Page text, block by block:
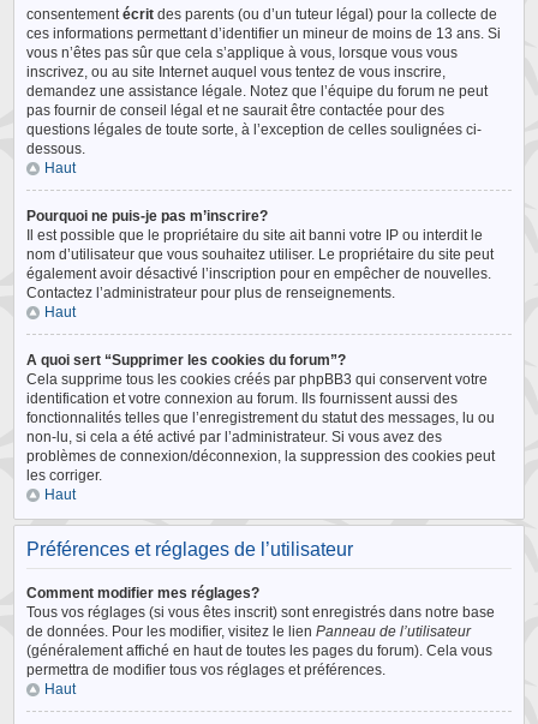
consentementécrit des parents (ou d’un tuteur légal) pour la collecte de
ces informations permettant d’identifier un mineur de moins de 13 ans. Si
vous n’êtes pas sûr que cela s’applique à vous, lorsque vous vous
inscrivez, ou au site Internet auquel vous tentez de vous inscrire,
demandez une assistance légale. Notez que l’équipe du forum ne peut
pas fournir de conseil légal et ne saurait être contactée pour des
questions légales de toute sorte, à l’exception de celles soulignées ci-
dessous.
Haut
Pourquoi ne puis-je pas m’inscrire?
Il est possible que le propriétaire du site ait banni votre IP ou interdit le
nom d’utilisateur que vous souhaitez utiliser. Le propriétaire du site peut
également avoir désactivé l’inscription pour en empêcher de nouvelles.
Contactez l’administrateur pour plus de renseignements.
Haut
A quoi sert “Supprimer les cookies du forum”?
Cela supprime tous les cookies créés par phpBB3 qui conservent votre
identification et votre connexion au forum. Ils fournissent aussi des
fonctionnalités telles que l’enregistrement du statut des messages, lu ou
non-lu, si cela a été activé par l’administrateur. Si vous avez des
problèmes de connexion/déconnexion, la suppression des cookies peut
les corriger.
Haut
Préférences et réglages de l’utilisateur
Comment modifier mes réglages?
Tous vos réglages (si vous êtes inscrit) sont enregistrés dans notre base
de données. Pour les modifier, visitez le lienPanneau de l’utilisateur
(généralement affiché en haut de toutes les pages du forum). Cela vous
permettra de modifier tous vos réglages et préférences.
Haut